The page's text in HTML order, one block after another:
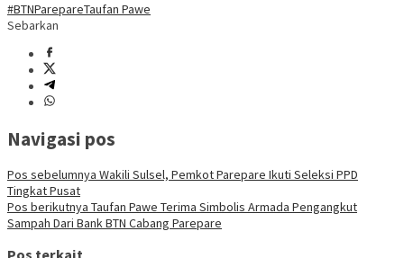
#BTNParepareTaufan Pawe
Sebarkan
Navigasi pos
Pos sebelumnya Wakili Sulsel, Pemkot Parepare Ikuti Seleksi PPD
Tingkat Pusat
Pos berikutnya Taufan Pawe Terima Simbolis Armada Pengangkut
Sampah Dari Bank BTN Cabang Parepare